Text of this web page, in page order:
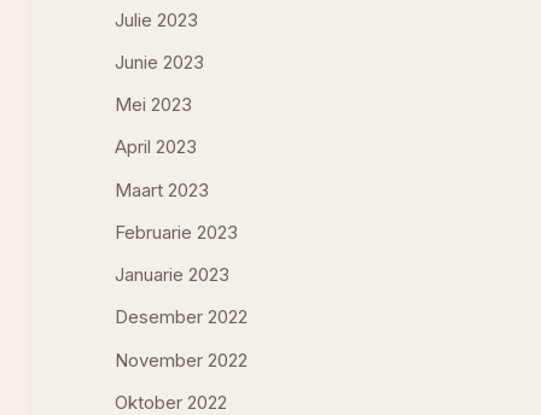
Julie 2023
Junie 2023
Mei 2023
April 2023
Maart 2023
Februarie 2023
Januarie 2023
Desember 2022
November 2022
Oktober 2022